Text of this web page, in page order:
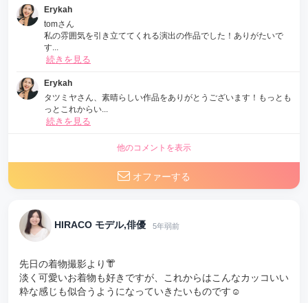
Erykah
tomさん
私の雰囲気を引き立ててくれる演出の作品でした！ありがたいで
す...
続きを見る
Erykah
タツミヤさん、素晴らしい作品をありがとうございます！もっとも
っとこれからい...
続きを見る
他のコメントを表示
オファーする
HIRACO モデル,俳優 5年弱前
先日の着物撮影より👘
淡く可愛いお着物も好きですが、これからはこんなカッコいい
粋な感じも似合うようになっていきたいものです☺️